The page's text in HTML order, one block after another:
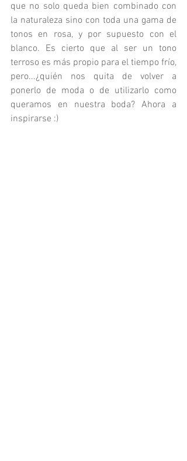
que no solo queda bien combinado con
la naturaleza sino con toda una gama de
tonos en rosa, y por supuesto con el
blanco. Es cierto que al ser un tono
terroso es más propio para el tiempo frío,
pero...¿quién nos quita de volver a
ponerlo de moda o de utilizarlo como
queramos en nuestra boda? Ahora a
inspirarse :)